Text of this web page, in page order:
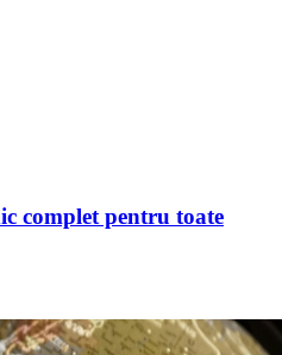
complet pentru toate